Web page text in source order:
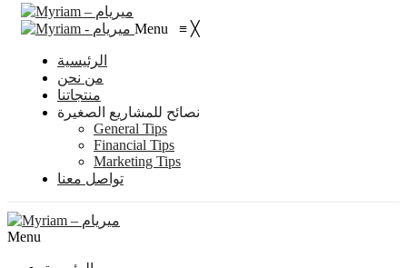
Menu ≡ ╳
الرئيسية
من نحن
منتجاتنا
نصائح للمشاريع الصغيرة
General Tips
Financial Tips
Marketing Tips
تواصل معنا
Menu